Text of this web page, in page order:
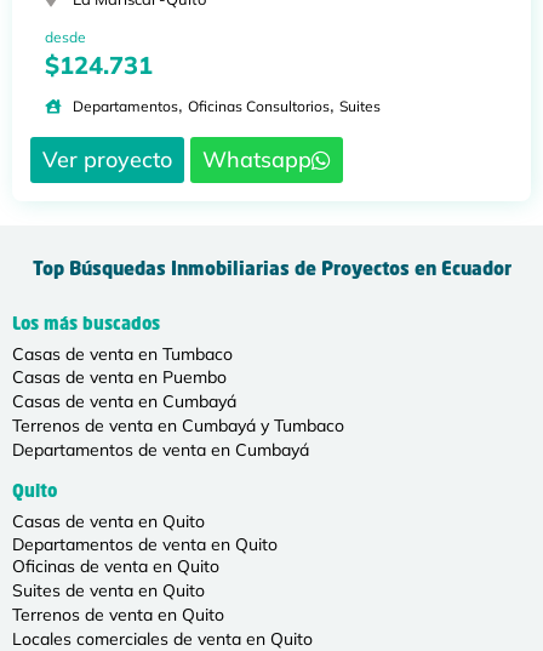
desde
$124.731
Departamentos, Oficinas Consultorios, Suites
Ver proyecto Whatsapp
Top Búsquedas Inmobiliarias de Proyectos en Ecuador
Los más buscados
Casas de venta en Tumbaco
Casas de venta en Puembo
Casas de venta en Cumbayá
Terrenos de venta en Cumbayá y Tumbaco
Departamentos de venta en Cumbayá
Quito
Casas de venta en Quito
Departamentos de venta en Quito
Oficinas de venta en Quito
Suites de venta en Quito
Terrenos de venta en Quito
Locales comerciales de venta en Quito